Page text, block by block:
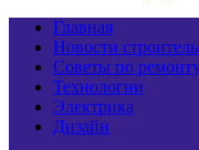
Главная
Новости
Советы по
Технологии
Электрика
Дизайн